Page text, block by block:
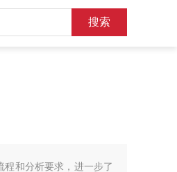
程和分析要求，进一步了